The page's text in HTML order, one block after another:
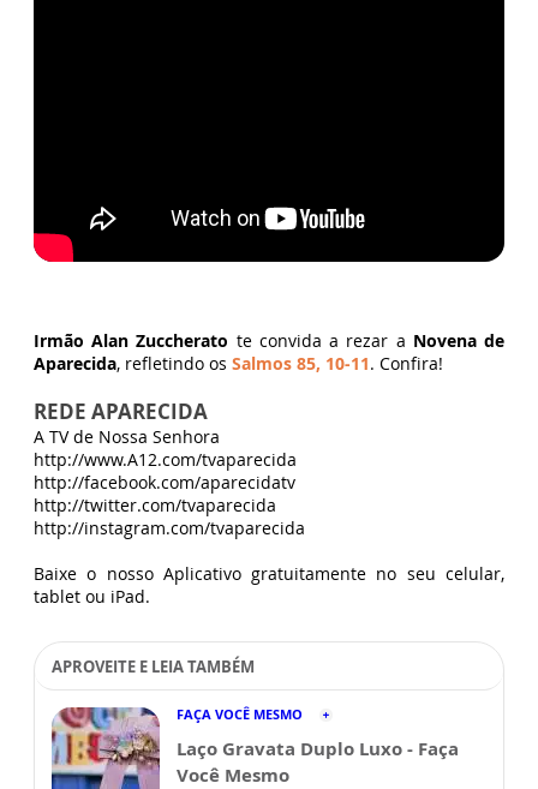
Irmão Alan Zuccherato te convida a rezar a Novena de
Aparecida, refletindo os Salmos 85, 10-11. Confira!
REDE APARECIDA
A TV de Nossa Senhora
http://www.A12.com/tvaparecida
http://facebook.com/aparecidatv
http://twitter.com/tvaparecida
http://instagram.com/tvaparecida
Baixe o nosso Aplicativo gratuitamente no seu celular,
tablet ou iPad.
APROVEITE E LEIA TAMBÉM
FAÇA VOCÊ MESMO
Laço Gravata Duplo Luxo - Faça
Você Mesmo